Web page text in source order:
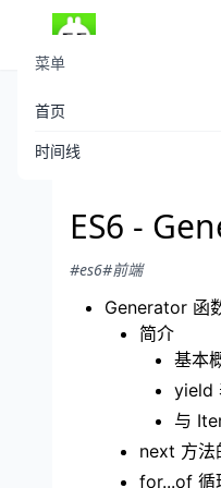
菜单
首页
时间线
ES6 -
#es6#前端
Generator 函
简介
基本
yield
与
next 方法
for...of 循